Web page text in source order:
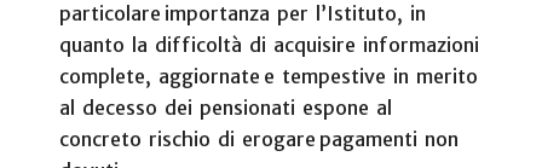
particolare importanza per l’Istituto, in
quanto la difficoltà di acquisire informazioni
complete, aggiornate e tempestive in merito
al decesso dei pensionati espone al
concreto rischio di erogare pagamenti non